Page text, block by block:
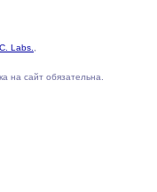
Labs.
на сайт обязательна.